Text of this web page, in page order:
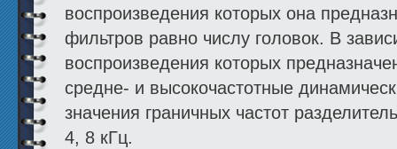
воспроизведения которых она
фильтров равно числу головок. В
воспроизведения которых
средне- и высокочастотные
значения граничных частот
4, 8 кГц.